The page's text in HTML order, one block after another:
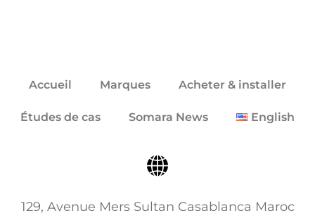
Accueil Marques Acheter & installer
Études de cas Somara News English
129, Avenue Mers Sultan Casablanca Maroc